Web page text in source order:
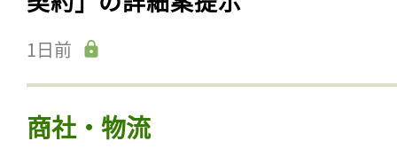
1日前
商社・物流